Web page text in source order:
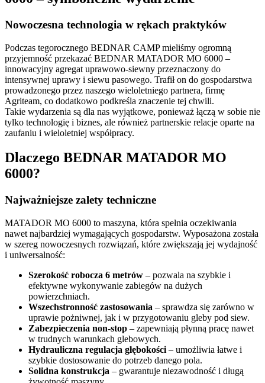
Nowoczesna technologia w rękach praktyków
Podczas tegorocznego BEDNAR CAMP mieliśmy ogromną
przyjemność przekazać BEDNAR MATADOR MO 6000 –
innowacyjny agregat uprawowo-siewny przeznaczony do
intensywnej uprawy i siewu pasowego. Trafił on do gospodarstwa
prowadzonego przez naszego wieloletniego partnera, firmę
Agriteam, co dodatkowo podkreśla znaczenie tej chwili.
Takie wydarzenia są dla nas wyjątkowe, ponieważ łączą w sobie nie
tylko technologię i biznes, ale również partnerskie relacje oparte na
zaufaniu i wieloletniej współpracy.
Dlaczego BEDNAR MATADOR MO
6000?
Najważniejsze zalety techniczne
MATADOR MO 6000 to maszyna, która spełnia oczekiwania
nawet najbardziej wymagających gospodarstw. Wyposażona została
w szereg nowoczesnych rozwiązań, które zwiększają jej wydajność
i uniwersalność:
Szerokość robocza 6 metrów – pozwala na szybkie i
efektywne wykonywanie zabiegów na dużych
powierzchniach.
Wszechstronność zastosowania – sprawdza się zarówno w
uprawie pożniwnej, jak i w przygotowaniu gleby pod siew.
Zabezpieczenia non-stop – zapewniają płynną pracę nawet
w trudnych warunkach glebowych.
Hydrauliczna regulacja głębokości – umożliwia łatwe i
szybkie dostosowanie do potrzeb danego pola.
Solidna konstrukcja – gwarantuje niezawodność i długą